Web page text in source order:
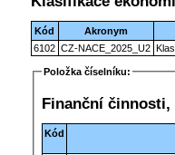
Kód Akronym
6102 CZ-NACE_2025_U2
Položka číselníku:
Finanční
Kód